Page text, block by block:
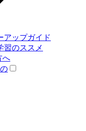
アップガイド
習のススメ
へ